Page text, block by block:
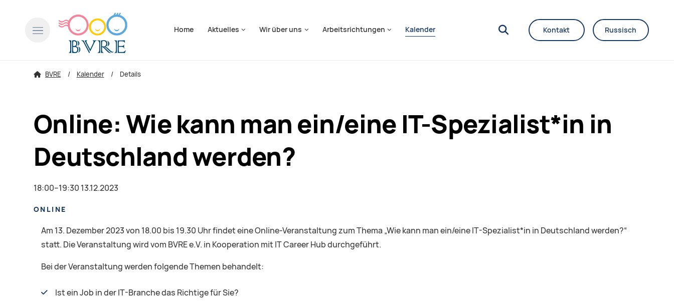
Home
Aktuelles Wir über uns Arbeitsrichtungen Kalender Kontakt Russisch
BVRE Kalender Details
Online: Wie kann man ein/eine IT-Spezialist*in in
Deutschland werden?
18:00–19:30 13.12.2023
ONLINE
Am 13. Dezember 2023 von 18.00 bis 19.30 Uhr findet eine Online-Veranstaltung zum Thema „Wie kann man ein/eine IT-Spezialist*in in Deutschland werden?“
statt. Die Veranstaltung wird vom BVRE e.V. in Kooperation mit IT Career Hub durchgeführt.
Bei der Veranstaltung werden folgende Themen behandelt:
Ist ein Job in der IT-Branche das Richtige für Sie?